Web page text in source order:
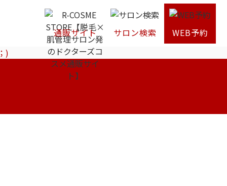
通販サイト サロン検索
WEB予約
)